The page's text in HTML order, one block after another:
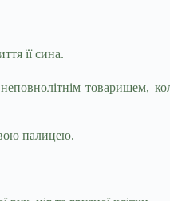
її сина.
товаришем,
палицею.